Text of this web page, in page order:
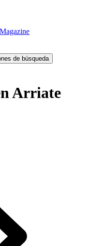
Magazine
de búsqueda
Arriate